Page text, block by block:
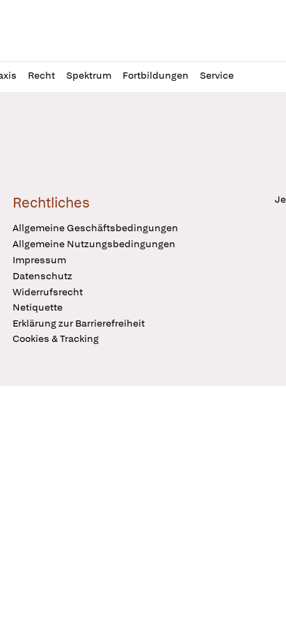
Recht Spektrum Fortbildungen Service
Rechtliches
Allgemeine Geschäftsbedingungen
Allgemeine Nutzungsbedingungen
Impressum
Datenschutz
Widerrufsrecht
Netiquette
Erklärung zur Barrierefreiheit
Cookies & Tracking